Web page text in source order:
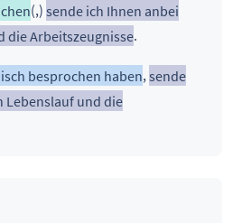
(,) sende ich Ihnen anbei
die Arbeitszeugnisse.
besprochen haben,sende
Lebenslauf und die